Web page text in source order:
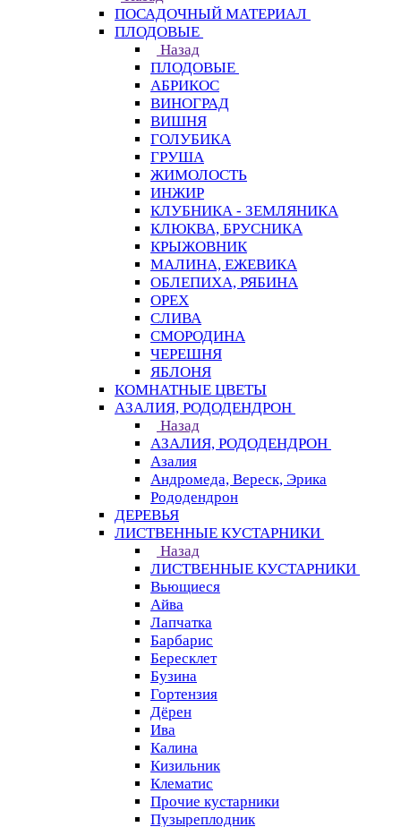
ПОСАДОЧНЫЙ МАТЕРИАЛ
ПЛОДОВЫЕ
Назад
ПЛОДОВЫЕ
АБРИКОС
ВИНОГРАД
ВИШНЯ
ГОЛУБИКА
ГРУША
ЖИМОЛОСТЬ
ИНЖИР
КЛУБНИКА - ЗЕМЛЯНИКА
КЛЮКВА, БРУСНИКА
КРЫЖОВНИК
МАЛИНА, ЕЖЕВИКА
ОБЛЕПИХА, РЯБИНА
ОРЕХ
СЛИВА
СМОРОДИНА
ЧЕРЕШНЯ
ЯБЛОНЯ
КОМНАТНЫЕ ЦВЕТЫ
АЗАЛИЯ, РОДОДЕНДРОН
Назад
АЗАЛИЯ, РОДОДЕНДРОН
Азалия
Андромеда, Вереск, Эрика
Рододендрон
ДЕРЕВЬЯ
ЛИСТВЕННЫЕ КУСТАРНИКИ
Назад
ЛИСТВЕННЫЕ КУСТАРНИКИ
Вьющиеся
Айва
Лапчатка
Барбарис
Бересклет
Бузина
Гортензия
Дёрен
Ива
Калина
Кизильник
Клематис
Прочие кустарники
Пузыреплодник